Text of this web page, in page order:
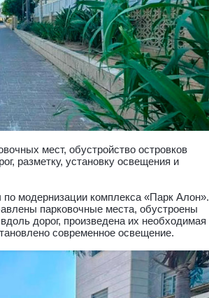
мест, обустройство островков
разметку, установку освещения и
модернизации комплекса «Парк Алон».
парковочные места, обустроены
дорог, произведена их необходимая
современное освещение.